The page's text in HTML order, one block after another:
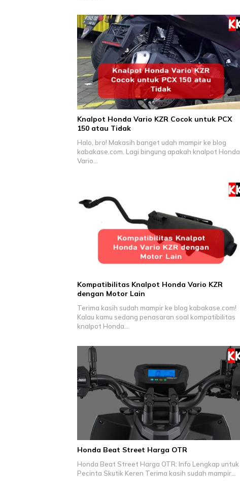
Knalpot Honda Vario KZR Cocok untuk PCX
150 atau Tidak
Halo, bro! Makasih banget udah mampir ke blog
kabakase.com. Lagi bingung apakah knalpot Honda
Vario…
Kompatibilitas Knalpot Honda Vario KZR
dengan Motor Lain
Terima kasih sudah mampir ke blog kabakase.com!
Kalau kamu sedang penasaran soal kompatibilitas
knalpot Honda…
Honda Beat Street Harga OTR
Honda Beat Street Harga OTR: Info Lengkap untuk
Pecinta Skutik Keren Terima kasih sudah mampir…